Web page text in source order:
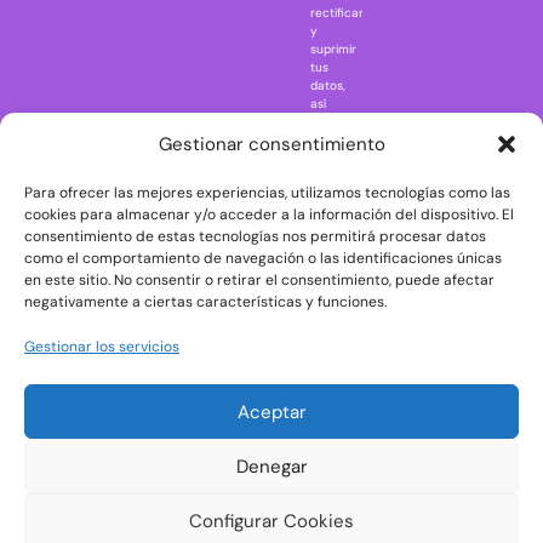
Gestionar consentimiento
Para ofrecer las mejores experiencias, utilizamos tecnologías como las
cookies para almacenar y/o acceder a la información del dispositivo. El
consentimiento de estas tecnologías nos permitirá procesar datos
como el comportamiento de navegación o las identificaciones únicas
en este sitio. No consentir o retirar el consentimiento, puede afectar
negativamente a ciertas características y funciones.
Gestionar los servicios
Aceptar
Denegar
Configurar Cookies
Rick and
The Big Bang
Theory
The Blues
Brothers
The
The Shining
rectificar
y
suprimir
tus
datos,
así
ejercer
consultando
la
información
adicional
y
detallada
sobre